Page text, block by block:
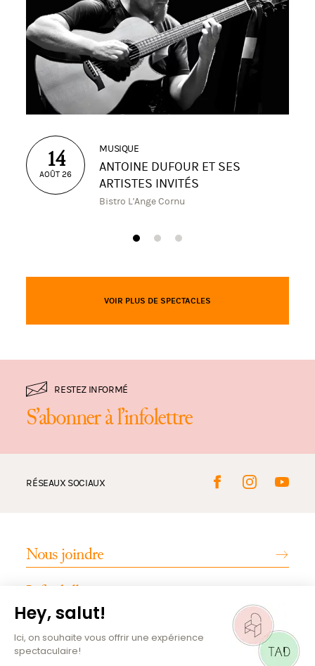
14
AOÛT 26
MUSIQUE
ANTOINE DUFOUR ET SES
ARTISTES INVITÉS
Bistro L'Ange Cornu
VOIR PLUS DE SPECTACLES
RESTEZ INFORMÉ
S’abonner à l’infolettre
RÉSEAUX SOCIAUX
Nous joindre
Infos billetterie
INFOS PRATIQUES